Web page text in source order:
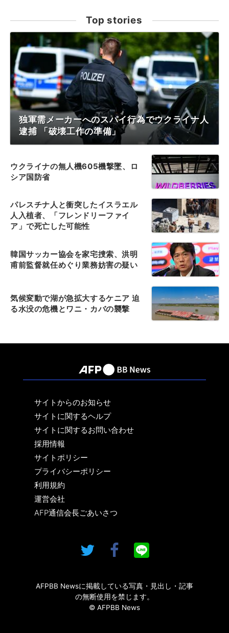
Top stories
独軍需メーカーへのスパイ行為でウクライナ人
逮捕 「破壊工作の準備」
ウクライナの無人機605機撃墜、ロ
シア国防省
パレスチナ人と衝突したイスラエル
人入植者、「フレンドリーファイ
ア」で死亡した可能性
韓国サッカー協会を家宅捜索、洪明
甫前監督就任めぐり業務妨害の疑い
気候変動で湖が急拡大するケニア 迫
る水没の危機とワニ・カバの襲撃
サイトからのお知らせ
サイトに関するヘルプ
サイトに関するお問い合わせ
採用情報
サイトポリシー
プライバシーポリシー
利用規約
運営会社
AFP通信会長ごあいさつ
AFPBB Newsに掲載している写真・見出し・記事
の無断使用を禁じます。
© AFPBB News